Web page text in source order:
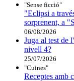
"Sense ficció"
"Eclipsi a
sorprenent, a
06/08/2026
Juga al test de
nivell 4?
25/07/2026
"Cuines"
Receptes amb